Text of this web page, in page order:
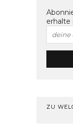
erhalte
ZU